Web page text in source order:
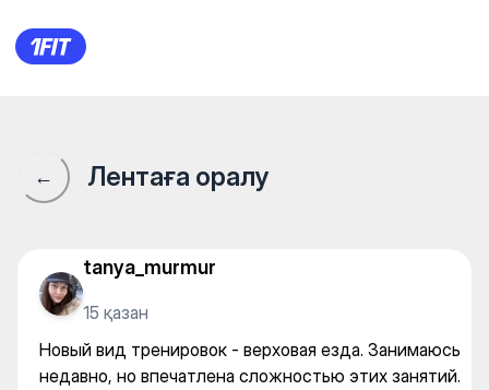
Новый вид тренировок -
← Лентаға оралу
tanya_murmur
15 қазан
Новый вид тренировок - верховая езда. Занимаюсь
недавно, но впечатлена сложностью этих занятий.